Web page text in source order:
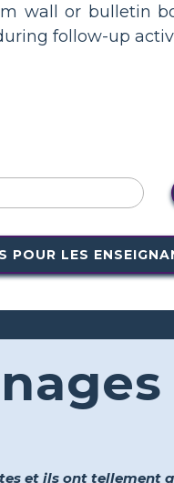
wall or bulletin
follow-up
POUR LES
et ils ont tellement